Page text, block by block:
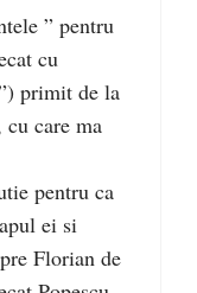
” pentru
cu
primit de la
care ma
pentru ca
ei si
Florian de